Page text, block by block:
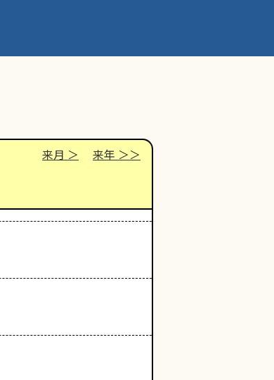
来月 来年